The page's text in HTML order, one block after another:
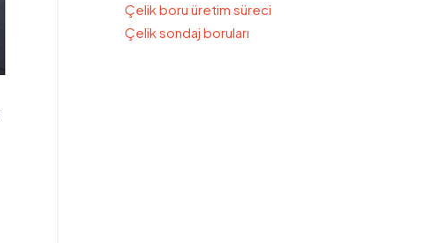
Çelik boru üretim süreci
Çelik sondaj boruları